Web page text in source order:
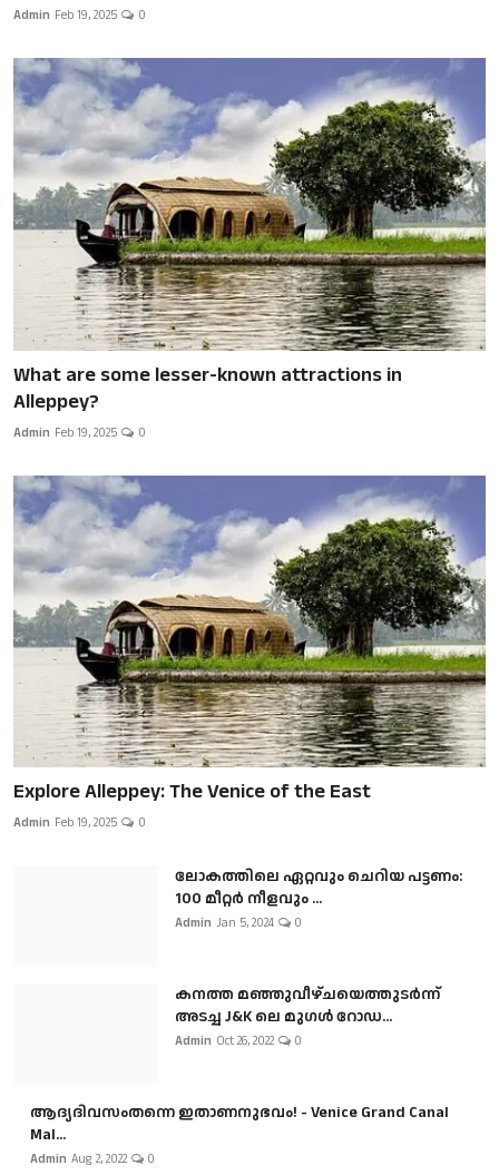
Admin Feb 19, 2025 0
What are some lesser-known attractions in
Alleppey?
Admin Feb 19, 2025 0
Explore Alleppey: The Venice of the East
Admin Feb 19, 2025 0
ലോകത്തിലെ ഏറ്റവും ചെറിയ പട്ടണം:
100 മീറ്റർ നീളവും ...
Admin Jan 5, 2024 0
കനത്ത മഞ്ഞുവീഴ്ചയെത്തുടർന്ന്
അടച്ച J&K ലെ മുഗൾ റോഡ...
Admin Oct 26, 2022 0
ആദ്യദിവസംതന്നെ ഇതാണനുഭവം! - Venice Grand Canal
Mal...
Admin Aug 2, 2022 0